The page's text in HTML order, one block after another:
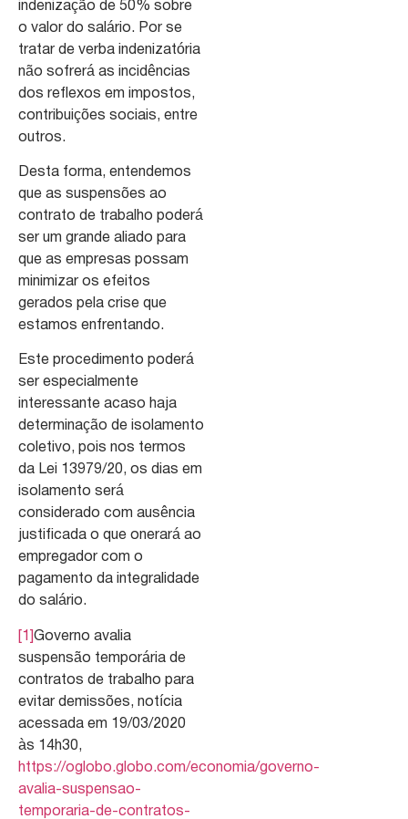
indenização de 50% sobre
o valor do salário. Por se
tratar de verba indenizatória
não sofrerá as incidências
dos reflexos em impostos,
contribuições sociais, entre
outros.
Desta forma, entendemos
que as suspensões ao
contrato de trabalho poderá
ser um grande aliado para
que as empresas possam
minimizar os efeitos
gerados pela crise que
estamos enfrentando.
Este procedimento poderá
ser especialmente
interessante acaso haja
determinação de isolamento
coletivo, pois nos termos
da Lei 13979/20, os dias em
isolamento será
considerado com ausência
justificada o que onerará ao
empregador com o
pagamento da integralidade
do salário.
[1] Governo avalia
suspensão temporária de
contratos de trabalho para
evitar demissões, notícia
acessada em 19/03/2020
às 14h30,
https://oglobo.globo.com/economia/governo-
avalia-suspensao-
temporaria-de-contratos-